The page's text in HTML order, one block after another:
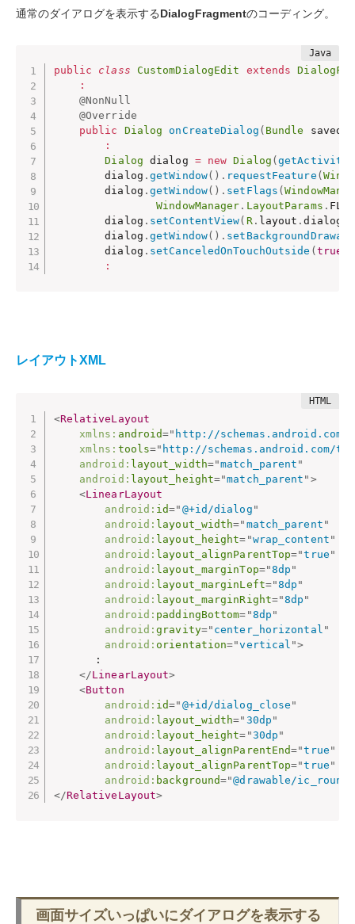
通常のダイアログを表示するDialogFragmentのコーディング。
public class CustomDialogEdit extends
:
@NonNull
@Override
public
Dialog onCreateDialog ( Bundle
:
Dialog dialog = new Dialog (getActivity
        dialog
.getWindow( ) . requestFeature (
        dialog
.getWindow( ) . setFlags (
WindowManager . LayoutParams .
        dialog
. setContentView( R. layout .
        dialog
.getWindow( ) .
        dialog
. setCanceledOnTouchOutside ( true
:
レイアウトXML
<RelativeLayout
xmlns: android=" http://schemas.android.com/
xmlns: tools=" http://schemas.android.com/
android: layout_width="match_parent "
android: layout_height="match_parent " >
<LinearLayout
android: id=" @+id/dialog "
android: layout_width=" match_parent "
android: layout_height= "wrap_content "
android: layout_alignParentTop="true "
android: layout_marginTop="8dp "
android: layout_marginLeft="8dp "
android: layout_marginRight="8dp "
android: paddingBottom= "8dp "
android:gravity=" center_horizontal "
android:orientation="vertical ">
:
</LinearLayout>
<Button
android: id=" @+id/dialog_close "
android: layout_width=" 30dp "
android: layout_height= "30dp "
android: layout_alignParentEnd="true "
android: layout_alignParentTop="true "
android: background="@drawable/
</RelativeLayout>
画面サイズいっぱいにダイアログを表示する